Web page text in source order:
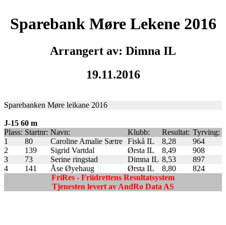
Sparebank Møre Lekene 2016
Arrangert av: Dimna IL
19.11.2016
Sparebanken Møre leikane 2016
J-15 60 m
Plass: Startnr: Navn: Klubb: Resultat: Tyrving:
1
80 Caroline Amalie Sætre Fiskå IL 8,28
964
2
139 Sigrid Vartdal Ørsta IL 8,49
908
3
73 Serine ringstad Dimna IL 8,53
897
4
141 Åse Øyehaug Ørsta IL 8,80
824
FriRes - Friidrettens Resultatsystem
Tjenesten levert av AndRo Data AS